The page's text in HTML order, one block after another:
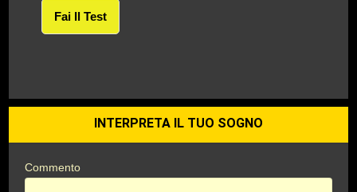
Fai Il Test
INTERPRETA IL TUO SOGNO
Commento